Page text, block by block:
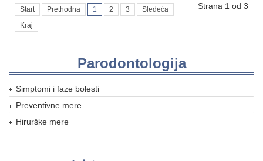
Strana 1 od 3
Start Prethodna 1 2 3
Sledeća
Kraj
Parodontologija
Simptomi i faze bolesti
Preventivne mere
Hirurške mere